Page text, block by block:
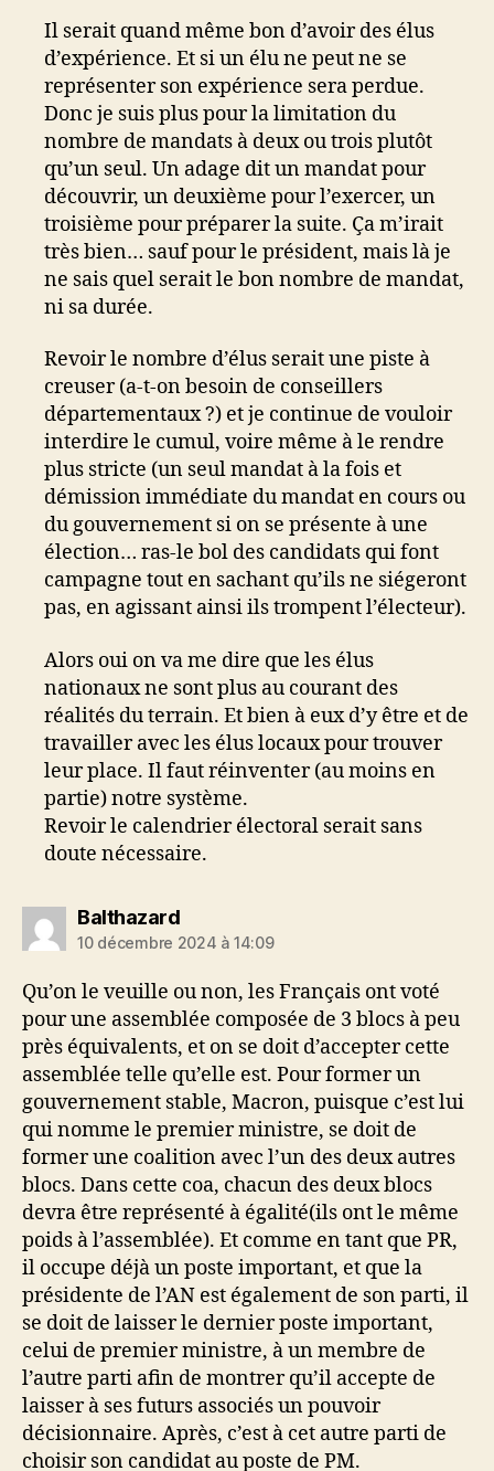
Il serait quand même bon d’avoir des élus
d’expérience. Et si un élu ne peut ne se
représenter son expérience sera perdue.
Donc je suis plus pour la limitation du
nombre de mandats à deux ou trois plutôt
qu’un seul. Un adage dit un mandat pour
découvrir, un deuxième pour l’exercer, un
troisième pour préparer la suite. Ça m’irait
très bien… sauf pour le président, mais là je
ne sais quel serait le bon nombre de mandat,
ni sa durée.
Revoir le nombre d’élus serait une piste à
creuser (a-t-on besoin de conseillers
départementaux ?) et je continue de vouloir
interdire le cumul, voire même à le rendre
plus stricte (un seul mandat à la fois et
démission immédiate du mandat en cours ou
du gouvernement si on se présente à une
élection… ras-le bol des candidats qui font
campagne tout en sachant qu’ils ne siégeront
pas, en agissant ainsi ils trompent l’électeur).
Alors oui on va me dire que les élus
nationaux ne sont plus au courant des
réalités du terrain. Et bien à eux d’y être et de
travailler avec les élus locaux pour trouver
leur place. Il faut réinventer (au moins en
partie) notre système.
Revoir le calendrier électoral serait sans
doute nécessaire.
Balthazarddit :
10 décembre 2024 à 14:09
Qu’on le veuille ou non, les Français ont voté
pour une assemblée composée de 3 blocs à peu
près équivalents, et on se doit d’accepter cette
assemblée telle qu’elle est. Pour former un
gouvernement stable, Macron, puisque c’est lui
qui nomme le premier ministre, se doit de
former une coalition avec l’un des deux autres
blocs. Dans cette coa, chacun des deux blocs
devra être représenté à égalité(ils ont le même
poids à l’assemblée). Et comme en tant que PR,
il occupe déjà un poste important, et que la
présidente de l’AN est également de son parti, il
se doit de laisser le dernier poste important,
celui de premier ministre, à un membre de
l’autre parti afin de montrer qu’il accepte de
laisser à ses futurs associés un pouvoir
décisionnaire. Après, c’est à cet autre parti de
choisir son candidat au poste de PM.